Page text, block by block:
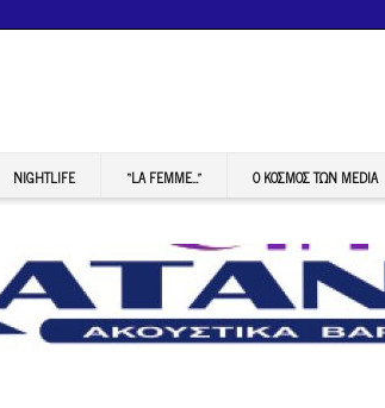
NIGHTLIFE “LA FEMME…” Ο ΚΟΣΜΟΣ ΤΩΝ MEDIA